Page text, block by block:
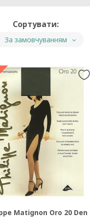
Сортувати:
За замовчуванням
Matignon Oro 20 Den